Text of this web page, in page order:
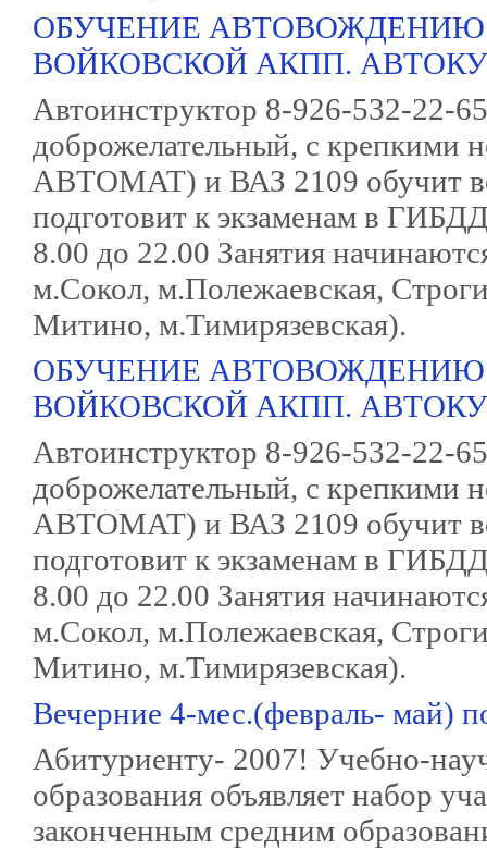
ОБУЧЕНИЕ
ВОЙКОВСКОЙ АКПП.
Автоинструктор 8-926-532-22-
доброжелательный, с
АВТОМАТ) и ВАЗ 2109 обучит
подготовит к экзаменам в
8.00 до 22.00 Занятия
м.Сокол, м.Полежаевская,
Митино, м.Тимирязевская).
ОБУЧЕНИЕ
ВОЙКОВСКОЙ АКПП.
Автоинструктор 8-926-532-22-
доброжелательный, с
АВТОМАТ) и ВАЗ 2109 обучит
подготовит к экзаменам в
8.00 до 22.00 Занятия
м.Сокол, м.Полежаевская,
Митино, м.Тимирязевская).
Вечерние 4-мес.(февраль- май)
Абитуриенту- 2007! Учебно-
образования объявляет набор
законченным средним